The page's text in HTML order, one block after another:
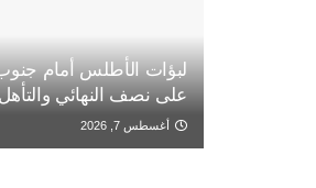
لبؤات الأطلس أمام
على نصف النهائي
أغسطس 7, 2026